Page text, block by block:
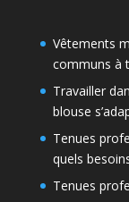
Vêtements
communs à
Travailler
blouse
Tenues
quels
Tenues